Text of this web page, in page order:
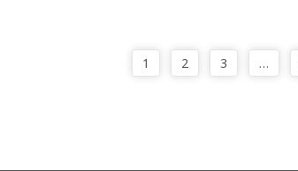
1 2 3 …